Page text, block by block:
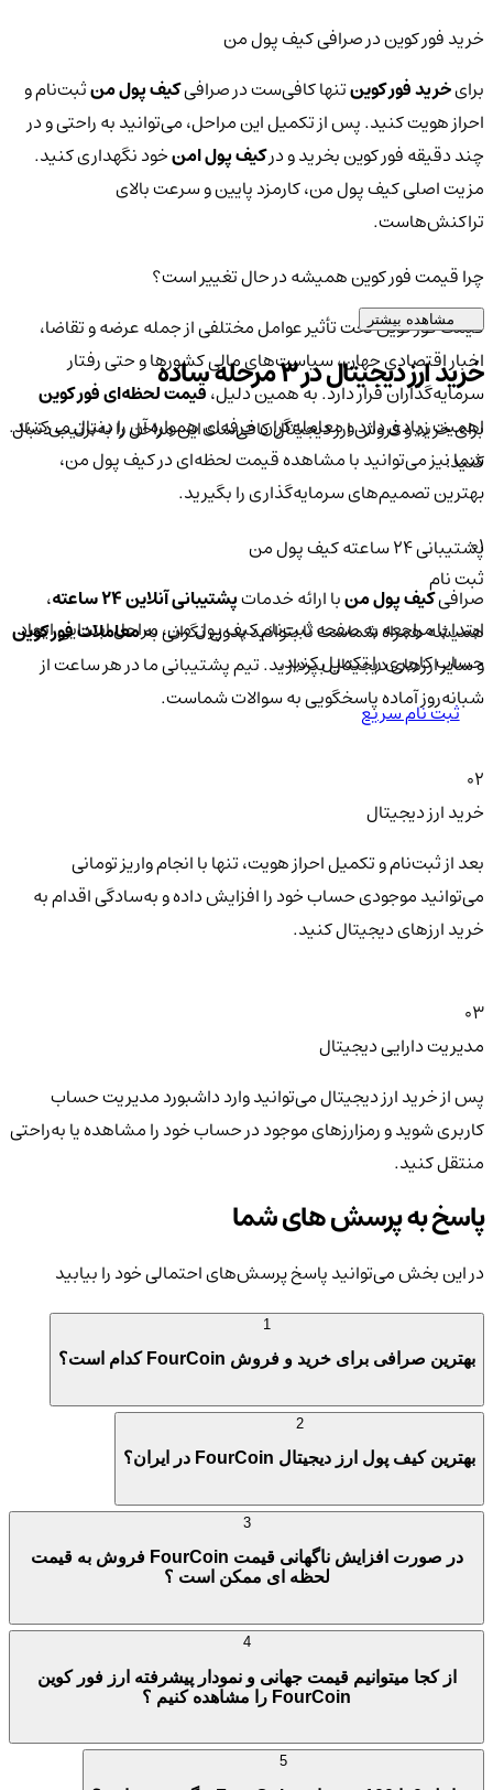
خرید فور کوین در صرافی کیف پول من
برایخرید فور کوینتنها کافی‌ست در صرافیکیف پول منثبت‌نام و
احراز هویت کنید. پس از تکمیل این مراحل، می‌توانید به راحتی و در
چند دقیقه فور کوین بخرید و درکیف پول امنخود نگهداری کنید.
مزیت اصلی کیف پول من، کارمزد پایین و سرعت بالای
تراکنش‌هاست.
چرا قیمت فور کوین همیشه در حال تغییر است؟
قیمت فور کوین تحت تأثیر عوامل مختلفی از جمله عرضه و تقاضا،
اخبار اقتصادی جهان، سیاست‌های مالی کشورها و حتی رفتار
سرمایه‌گذاران قرار دارد. به همین دلیل،قیمت لحظه‌ای فور کوین
اهمیت زیادی دارد و معامله‌گران حرفه‌ای همواره آن را دنبال می‌کنند.
شما نیز می‌توانید با مشاهده قیمت لحظه‌ای در کیف پول من،
بهترین تصمیم‌های سرمایه‌گذاری را بگیرید.
پشتیبانی ۲۴ ساعته کیف پول من
صرافیکیف پول منبا ارائه خدماتپشتیبانی آنلاین ۲۴ ساعته
،
همیشه همراه شماست تا بتوانید بدون نگرانی بهمعاملات فور کوین
و سایر ارزهای دیجیتال بپردازید. تیم پشتیبانی ما در هر ساعت از
شبانه‌روز آماده پاسخگویی به سوالات شماست.
مشاهده بیشتر
خرید ارز دیجیتال در 3 مرحله ساده
برای خرید و فروش ارز دیجیتال کافی‌ست این مراحل را به‌ترتیب دنبال
کنید:
01
ثبت نام
ابتدا با مراجعه به صفحه ثبت‌نام کیف‌ پول من، مراحل ابتدایی ایجاد
حساب کاربری را تکمیل کنید.
ثبت نام سریع
02
خرید ارز دیجیتال
بعد از ثبت‌نام و تکمیل احراز هویت، تنها با انجام واریز تومانی
می‌توانید موجودی حساب خود را افزایش داده و به‌سادگی اقدام به
خرید ارزهای دیجیتال کنید.
03
مدیریت دارایی دیجیتال
پس از خرید ارز دیجیتال می‌توانید وارد داشبورد مدیریت حساب
کاربری شوید و رمزارزهای موجود در حساب خود را مشاهده یا به‌راحتی
منتقل کنید.
پاسخ به پرسش های شما
در این بخش می‌توانید پاسخ پرسش‌های احتمالی خود را بیابید
بهترین صرافی برای خرید و فروش FourCoin کدام است؟
بهترین کیف پول ارز دیجیتال FourCoin در ایران؟
در صورت افزایش ناگهانی قیمت FourCoin فروش به قیمت
لحظه ای ممکن است ؟
از کجا میتوانیم قیمت جهانی و نمودار پیشرفته ارز فور کوین
FourCoin را مشاهده کنیم ؟